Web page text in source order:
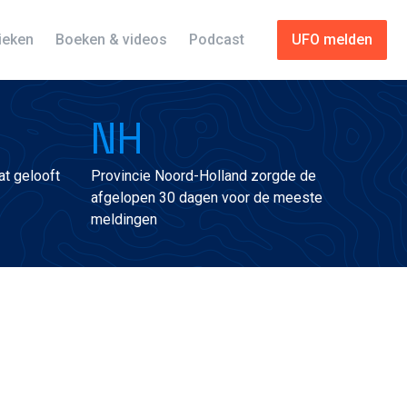
UFO melden
Boeken & videos Podcast
gelooft
NH
Provincie Noord-Holland zorgde de
afgelopen 30 dagen voor de meeste
meldingen